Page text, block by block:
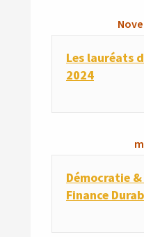
Les lauréats
2024
Démocratie
Finance